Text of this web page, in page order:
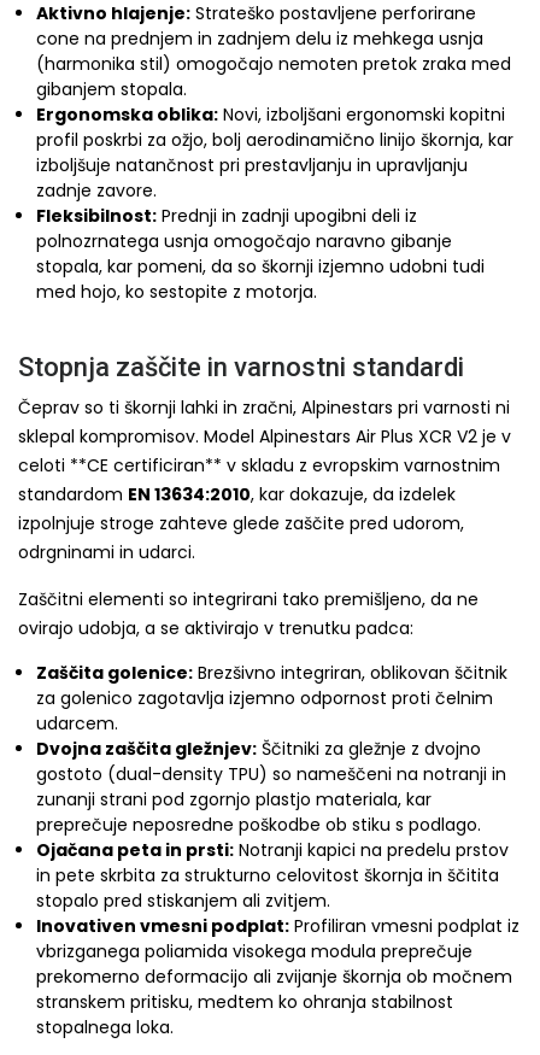
Aktivno hlajenje: Strateško postavljene perforirane
cone na prednjem in zadnjem delu iz mehkega usnja
(harmonika stil) omogočajo nemoten pretok zraka med
gibanjem stopala.
Ergonomska oblika: Novi, izboljšani ergonomski kopitni
profil poskrbi za ožjo, bolj aerodinamično linijo škornja, kar
izboljšuje natančnost pri prestavljanju in upravljanju
zadnje zavore.
Fleksibilnost: Prednji in zadnji upogibni deli iz
polnozrnatega usnja omogočajo naravno gibanje
stopala, kar pomeni, da so škornji izjemno udobni tudi
med hojo, ko sestopite z motorja.
Stopnja zaščite in varnostni standardi
Čeprav so ti škornji lahki in zračni, Alpinestars pri varnosti ni
sklepal kompromisov. Model Alpinestars Air Plus XCR V2 je v
celoti **CE certificiran** v skladu z evropskim varnostnim
standardom EN 13634:2010, kar dokazuje, da izdelek
izpolnjuje stroge zahteve glede zaščite pred udorom,
odrgninami in udarci.
Zaščitni elementi so integrirani tako premišljeno, da ne
ovirajo udobja, a se aktivirajo v trenutku padca:
Zaščita golenice: Brezšivno integriran, oblikovan ščitnik
za golenico zagotavlja izjemno odpornost proti čelnim
udarcem.
Dvojna zaščita gležnjev: Ščitniki za gležnje z dvojno
gostoto (dual-density TPU) so nameščeni na notranji in
zunanji strani pod zgornjo plastjo materiala, kar
preprečuje neposredne poškodbe ob stiku s podlago.
Ojačana peta in prsti: Notranji kapici na predelu prstov
in pete skrbita za strukturno celovitost škornja in ščitita
stopalo pred stiskanjem ali zvitjem.
Inovativen vmesni podplat: Profiliran vmesni podplat iz
vbrizganega poliamida visokega modula preprečuje
prekomerno deformacijo ali zvijanje škornja ob močnem
stranskem pritisku, medtem ko ohranja stabilnost
stopalnega loka.